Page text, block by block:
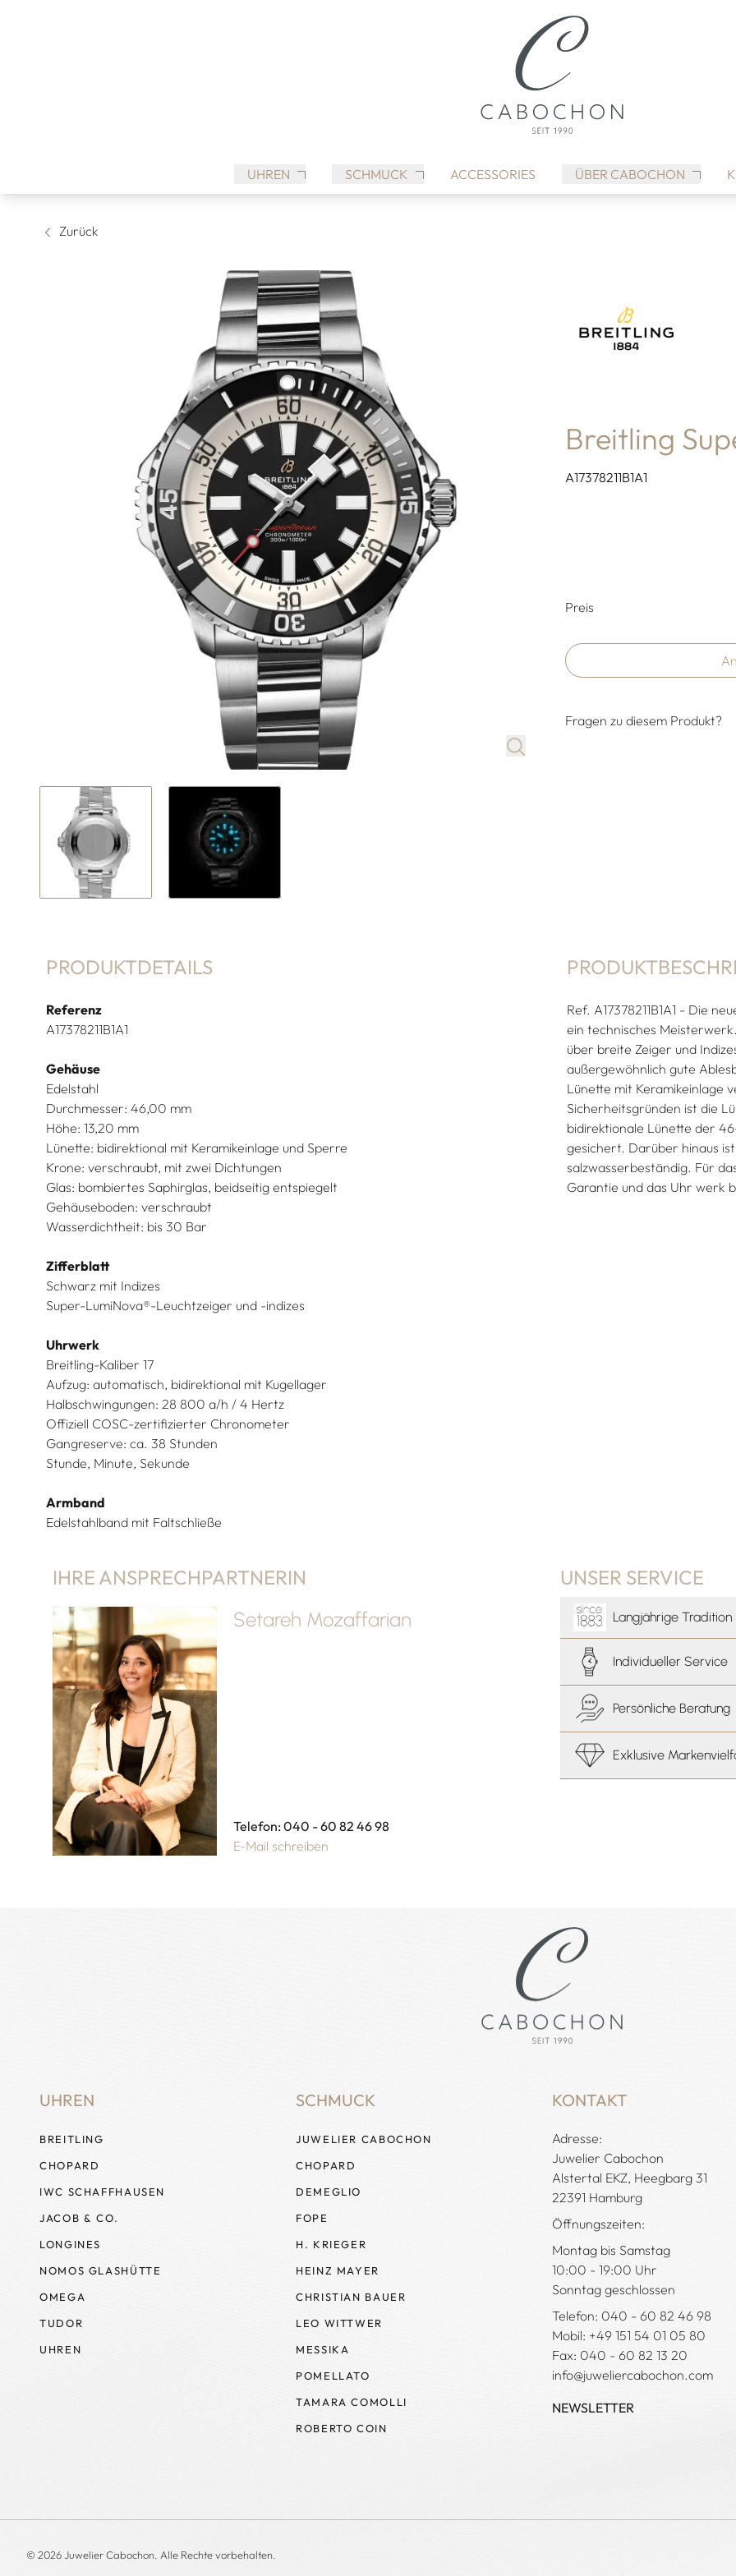
UHREN SCHMUCK ACCESSORIES ÜBER CABOCHON
Zurück
Breitling
A17378211B1A1
Preis
Fragen zu diesem Produkt?
PRODUKTDETAILS
Referenz
A17378211B1A1
Gehäuse
Edelstahl
Durchmesser: 46,00 mm
Höhe: 13,20 mm
Lünette: bidirektional mit Keramikeinlage und Sperre
Krone: verschraubt, mit zwei Dichtungen
Glas: bombiertes Saphirglas, beidseitig entspiegelt
Gehäuseboden: verschraubt
Wasserdichtheit: bis 30 Bar
Zifferblatt
Schwarz mit Indizes
Super-LumiNova®-Leuchtzeiger und -indizes
Uhrwerk
Breitling-Kaliber 17
Aufzug: automatisch, bidirektional mit Kugellager
Halbschwingungen: 28 800 a/h / 4 Hertz
Offiziell COSC-zertifizierter Chronometer
Gangreserve: ca. 38 Stunden
Stunde, Minute, Sekunde
Armband
Edelstahlband mit Faltschließe
Ref. A17378211B1A1 - Die
ein technisches
über breite Zeiger und
außergewöhnlich gute
Lünette mit Keramikeinlage
Sicherheitsgründen ist die
bidirektionale Lünette der
gesichert. Darüber hinaus
salzwasserbeständig. Für
Garantie und das Uhr werk
IHRE ANSPRECHPARTNERIN
Setareh Mozaffarian
Telefon: 040 - 60 82 46 98
E-Mail schreiben
UNSER SERVICE
Langjährige Tradition
Individueller Service
Persönliche Beratung
Exklusive
UHREN
BREITLING
CHOPARD
IWC SCHAFFHAUSEN
JACOB & CO.
LONGINES
NOMOS GLASHÜTTE
OMEGA
TUDOR
UHREN
SCHMUCK
JUWELIER CABOCHON
CHOPARD
DEMEGLIO
FOPE
H. KRIEGER
HEINZ MAYER
CHRISTIAN BAUER
LEO WITTWER
MESSIKA
POMELLATO
TAMARA COMOLLI
ROBERTO COIN
KONTAKT
Adresse:
Juwelier Cabochon
Alstertal EKZ, Heegbarg 31
22391 Hamburg
Öffnungszeiten:
Montag bis Samstag
10:00 - 19:00 Uhr
Sonntag geschlossen
Telefon: 040 - 60 82 46 98
Mobil: +49 151 54 01 05 80
Fax: 040 - 60 82 13 20
info@juweliercabochon.com
NEWSLETTER
© 2026 Juwelier Cabochon. Alle Rechte vorbehalten.